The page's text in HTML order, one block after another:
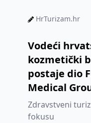
upravljanje i
HrTurizam.hr
Vodeći
kozmetički
postaje dio
Medical
Zdravstveni
fokusu